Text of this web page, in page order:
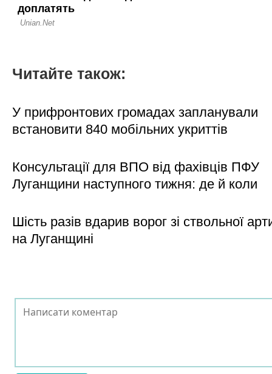
Читайте також:
У прифронтових громадах запланували
встановити 840 мобільних укриттів
Консультації для ВПО від фахівців ПФУ
Луганщини наступного тижня: де й коли
Шість разів вдарив ворог зі ствольної
на Луганщині